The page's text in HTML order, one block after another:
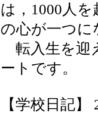
は，1000人
の心が一つ
転入生を迎
ートです。
【学校日記】